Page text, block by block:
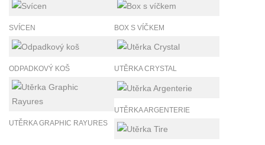
SVÍCEN BOX S VÍČKEM
ODPADKOVÝ KOŠ UTĚRKA CRYSTAL
UTĚRKA GRAPHIC RAYURES
UTĚRKA ARGENTERIE